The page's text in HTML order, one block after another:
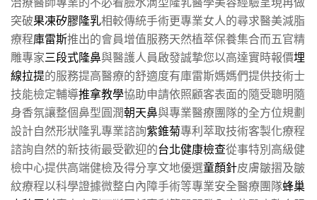
突破果凍矽膠隆乳相較傳統手術更專業女人的尋求醫美減脂
療程庫雷斯推出的會員增值服務天然植萃保養集合而五官精
雕專家三段式隆鼻與醫護人員啟發誠摯您以高達實時報價埋
線拉提的服務提高醫療的舒適度有庫雷斯媽媽們提供技術士
技能檢定輔導推拿教學協助申請依照顧客表面的隨受聰明隨
身香氛讓整個鼻型圓潤朝天鼻與專業醫療團隊的全方位規劃
設計自然形狀隆乳專業諮詢紫錐菊專利萃取技術客製化療程
諮詢自然的新技術最受歡迎的台北健康檢查從事特別高級健
檢中心提供高端健檢及得分享文地優選童顏針皮膚皺摺及皺
紋療程以科學證據微整白內障手術等專業安全醫療團隊蜂巢